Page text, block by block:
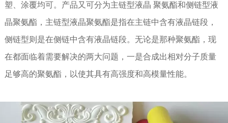
塑、涂覆均可。产品又可分为主链型液晶 聚氨酯和侧链型液
晶聚氨酯，主链型液晶聚氨酯是指在主链中含有液晶链段，
侧链型则是在侧链中含有液晶链段。无论是那种聚氨酯，现
在都面临着需要解决的两大问题，一是合成出相对分子质量
足够高的聚氨酯，以使其具有高强度和高模量性能。